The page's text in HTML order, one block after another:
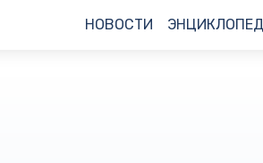
НОВОСТИ